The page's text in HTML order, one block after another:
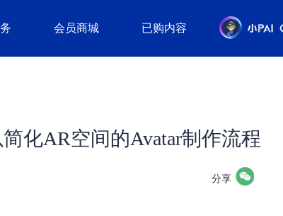
会员商城 已购内容
简化AR空间的Avatar制作流程
分享